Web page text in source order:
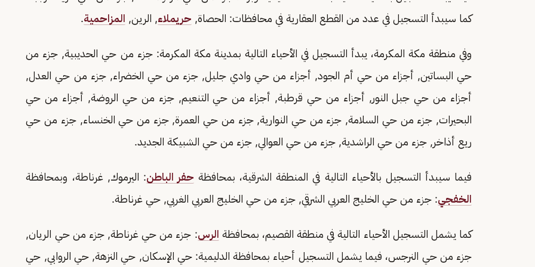
كما سيبدأ التسجيل في عدد من القطع العقارية في محافظات: الحصاة, حريملاء, الرين, المزاحمية.
وفي منطقة مكة المكرمة، يبدأ التسجيل في الأحياء التالية بمدينة مكة المكرمة: جزء من حي الحديبية, جزء من
حي البساتين, أجزاء من حي أم الجود, أجزاء من حي وادي جليل, جزء من حي الخضراء, جزء من حي العدل,
أجزاء من حي جبل النور, أجزاء من حي قرطبة, أجزاء من حي التنعيم, جزء من حي الروضة, أجزاء من حي
البحيرات, جزء من حي السلامة, جزء من حي النوارية, جزء من حي العمرة, جزء من حي الخنساء, جزء من حي
ريع أذاخر, جزء من حي الراشدية, جزء من حي العوالي, جزء من حي الشبيكة الجديد.
فيما سيبدأ التسجيل بالأحياء التالية في المنطقة الشرقية، بمحافظة حفر الباطن: اليرموك, غرناطة، وبمحافظة
الخفجي: جزء من حي الخليج العربي الشرقي, جزء من حي الخليج العربي الغربي, حي غرناطة.
كما يشمل التسجيل الأحياء التالية في منطقة القصيم، بمحافظة الرس: جزء من حي غرناطة, جزء من حي الريان,
جزء من حي النرجس، فيما يشمل التسجيل أحياء بمحافظة الدليمية: حي الإسكان, حي النزهة, حي الروابي, حي